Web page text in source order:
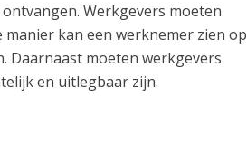
Werkgevers moeten
kan een werknemer zien op
Daarnaast moeten werkgevers
en uitlegbaar zijn.